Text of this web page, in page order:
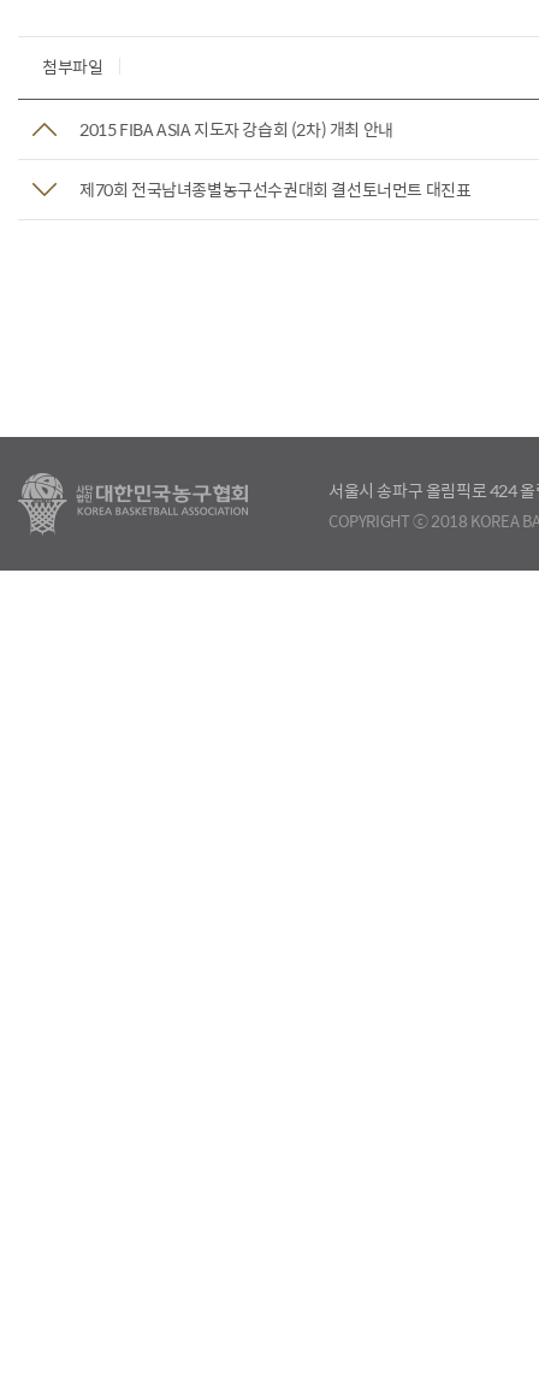
첨부파일
2015 FIBA ASIA 지도자 강습회 (2차) 개최 안내
제70회 전국남녀종별농구선수권대회 결선토너먼트 대진표
서울시 송파구 올림픽로 424
COPYRIGHT ⓒ 2018 KOREA